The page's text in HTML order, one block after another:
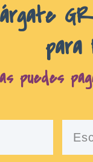
para
puedes